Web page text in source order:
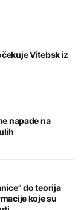
Vitebsk iz
napade na
do teorija
koje su